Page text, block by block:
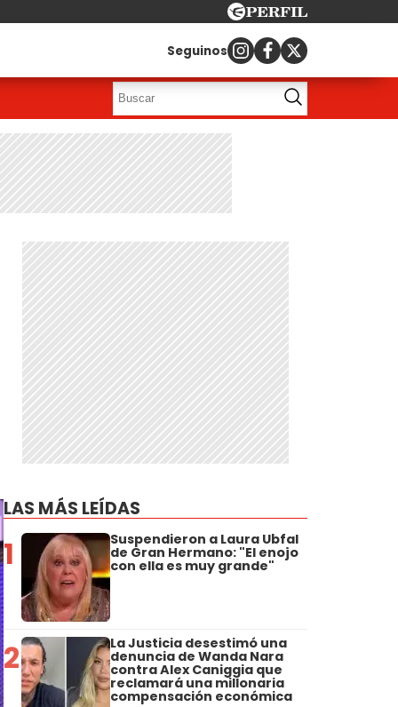
Seguinos
LAS MÁS LEÍDAS
1 Suspendieron a Laura Ubfal
de Gran Hermano: "El enojo
con ella es muy grande"
2 La Justicia desestimó una
denuncia de Wanda Nara
contra Alex Caniggia que
reclamará una millonaria
compensación económica